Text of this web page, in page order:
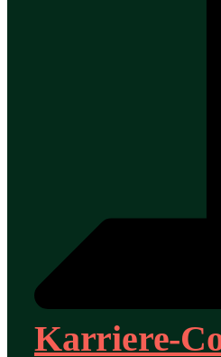
Karriere-